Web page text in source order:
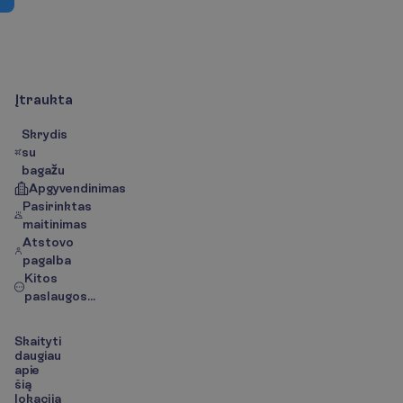
Įtraukta
Skrydis
su
bagažu
Apgyvendinimas
Pasirinktas
maitinimas
Atstovo
pagalba
Kitos
paslaugos...
Skaityti
daugiau
apie
šią
lokaciją